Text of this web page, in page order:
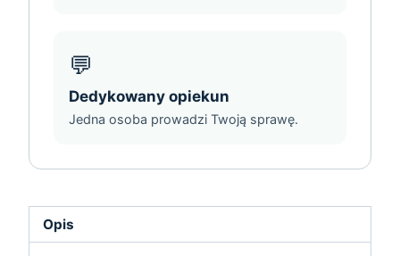
💬
Dedykowany opiekun
Jedna osoba prowadzi Twoją sprawę.
Opis